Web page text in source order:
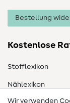
Bestellung
Kostenlose
Stofflexikon
Nählexikon
Wir verwenden